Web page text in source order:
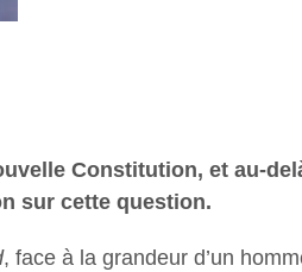
Constitution, et au-
sur cette question.
, face à la grandeur d’un